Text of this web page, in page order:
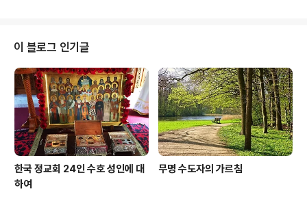
가락을 모아 성호를 그으면서 우리는 삼위이신 성부와 성
자와 성령에 대한 믿음을 고백합니다. 넷째, 성호는 '으르렁
대는 사자처럼 먹이를 찾아 돌아다니는'(베드로 전 5,8) 악
마의 화살로부터 우리의 영혼과 육신을 보호해 줍니다. 십
자 성호를 그음으로써 우리는 우리가 주님의 은총과 보호
아래 있다는 사실을 표시하..
이 블로그 인기글
한국 정교회 24인 수호 성인에 대
하여
무명 수도자의 가르침